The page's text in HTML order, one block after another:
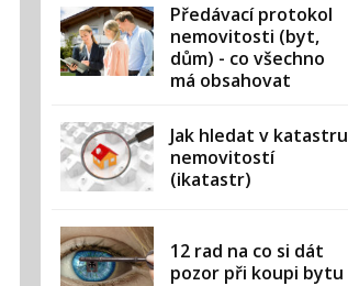
Předávací protokol
nemovitosti (byt,
dům) - co všechno
má obsahovat
Jak hledat v katastru
nemovitostí
(ikatastr)
12 rad na co si dát
pozor při koupi bytu